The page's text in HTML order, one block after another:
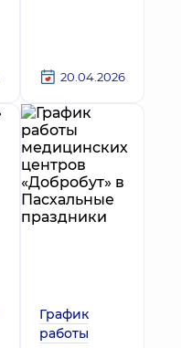
20.04.2026
График
работы